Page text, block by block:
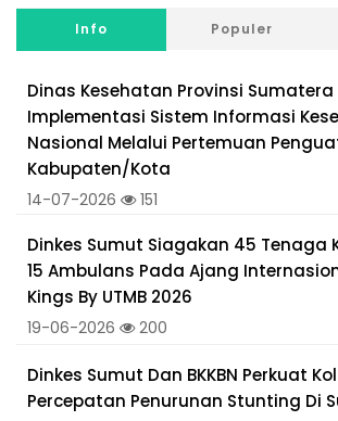
Info Populer
Dinas Kesehatan Provinsi
Implementasi Sistem Informasi
Nasional Melalui Pertemuan
Kabupaten/Kota
14-07-2026 151
Dinkes Sumut Siagakan 45 Tenaga
15 Ambulans Pada Ajang
Kings By UTMB 2026
19-06-2026 200
Dinkes Sumut Dan BKKBN Perkuat
Percepatan Penurunan Stunting Di